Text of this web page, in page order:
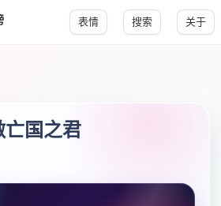
表情 搜索 关于
亡国之君